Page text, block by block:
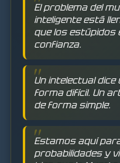
El problema del
inteligente está
que los estúpidos
confianza.
Un intelectual
forma difícil. Un
de forma simple.
Estamos aquí
probabilidades y